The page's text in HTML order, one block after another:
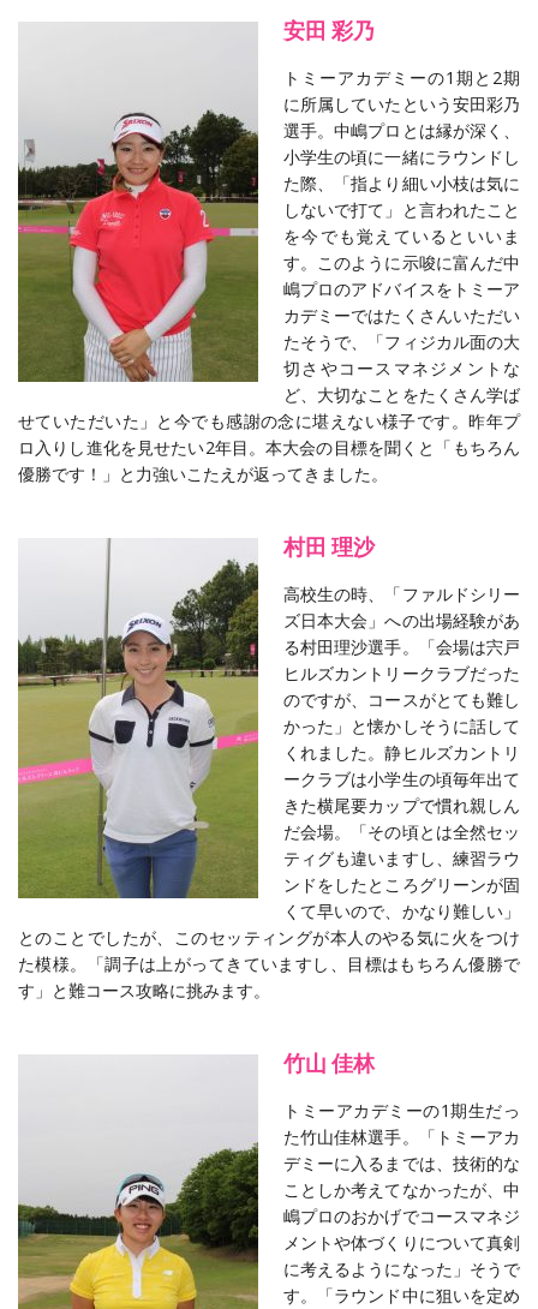
安田 彩乃
トミーアカデミーの1期と2期
に所属していたという安田彩乃
選手。中嶋プロとは縁が深く、
小学生の頃に一緒にラウンドし
た際、「指より細い小枝は気に
しないで打て」と言われたこと
を今でも覚えているといいま
す。このように示唆に富んだ中
嶋プロのアドバイスをトミーア
カデミーではたくさんいただい
たそうで、「フィジカル面の大
切さやコースマネジメントな
ど、大切なことをたくさん学ば
せていただいた」と今でも感謝の念に堪えない様子です。昨年プ
ロ入りし進化を見せたい2年目。本大会の目標を聞くと「もちろん
優勝です！」と力強いこたえが返ってきました。
村田 理沙
高校生の時、「ファルドシリー
ズ日本大会」への出場経験があ
る村田理沙選手。「会場は宍戸
ヒルズカントリークラブだった
のですが、コースがとても難し
かった」と懐かしそうに話して
くれました。静ヒルズカントリ
ークラブは小学生の頃毎年出て
きた横尾要カップで慣れ親しん
だ会場。「その頃とは全然セッ
ティグも違いますし、練習ラウ
ンドをしたところグリーンが固
くて早いので、かなり難しい」
とのことでしたが、このセッティングが本人のやる気に火をつけ
た模様。「調子は上がってきていますし、目標はもちろん優勝で
す」と難コース攻略に挑みます。
竹山 佳林
トミーアカデミーの1期生だっ
た竹山佳林選手。「トミーアカ
デミーに入るまでは、技術的な
ことしか考えてなかったが、中
嶋プロのおかげでコースマネジ
メントや体づくりについて真剣
に考えるようになった」そうで
す。「ラウンド中に狙いを定め